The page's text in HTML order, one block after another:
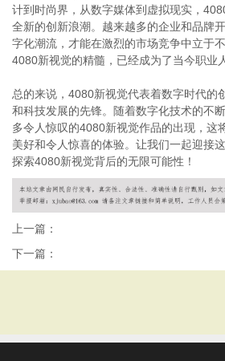
计到时尚界，从数字媒体到虚拟现实，
全新的创新浪潮。越来越多的企业和品牌
字化潮流，才能在激烈的市场竞争中立于
4080新视觉的精髓，已经成为了当今职业
总的来说，4080新视觉代表着数字时代的
和科技发展的先锋。随着数字化技术的不
多令人惊叹的4080新视觉作品的出现，这
美好和令人惊喜的体验。让我们一起迎接
探索4080新视觉背后的无限可能性！
上一篇：
下一篇：